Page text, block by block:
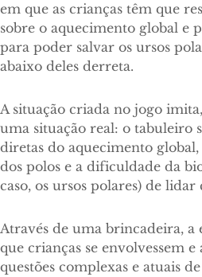
em que as crianças têm que
sobre o aquecimento global e
para poder salvar os ursos
abaixo deles derreta.
A situação criada no jogo
uma situação real: o tabuleiro
diretas do aquecimento
dos polos e a dificuldade da
caso, os ursos polares) de lidar
Através de uma brincadeira, a
que crianças se envolvessem
questões complexas e atuais